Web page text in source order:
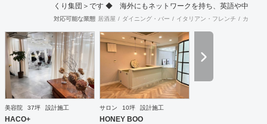
くり集団＞です ◆ 海外にもネットワークを持ち、英語や中
国語に堪能なスタッフたちが、海外から国内への出店をスム
工案件、設計＋造作物の案件、施工案件、造作物制作など、
多様な請負形態が可能です。工場では金属を中心にさまざま
な素材を用いた制作が可能で、例えば通常デザイン性とは無
縁な特定防火設備（鉄扉）などにも高いデザイン性を施すこ
とも可能です。 GRIDFRAME とりかえのきかない空間
https://gridframe.co.jp/ Synes(シネス) 霧のようなやわらか
な空間 http://synes.jp/ SOTOCHIKU 時間の蓄積を取り
込む空間 https://sotochiku.com/
対応可能な業態 居酒屋 ダイニング・バー イタリアン・フレンチ カフェ
美容院 37坪 設計施工
HACO+
サロン 10坪 設計施工
HONEY BOO